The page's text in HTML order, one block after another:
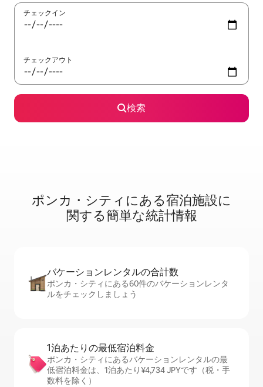
チェックイン
チェックアウト
検索
ポンカ・シティに⁠あ⁠る宿⁠泊⁠施⁠設⁠に
関⁠す⁠る簡⁠単⁠な統⁠計⁠情⁠報
バケーションレ⁠ン⁠タ⁠ル⁠の合⁠計⁠数
ポンカ・シティにある60件のバケーションレンタ
ルをチェックしましょう
1泊あたりの最⁠低⁠宿⁠泊⁠料⁠金
ポンカ・シティにあるバケーションレンタルの最
低宿泊料金は、1泊あたり¥4,734 JPYです（税・手
数料を除く）